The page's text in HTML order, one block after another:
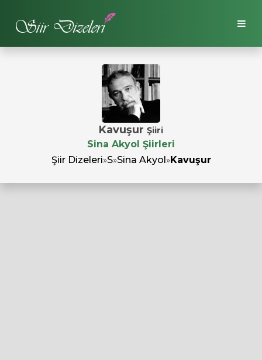
Kavuşur Şiiri
Sina Akyol Şiirleri
Şiir Dizeleri»S»Sina Akyol»Kavuşur